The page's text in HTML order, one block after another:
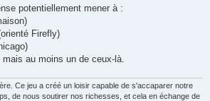
potentiellement mener à :
Firefly)
au moins un de ceux-là.
Ce jeu a créé un loisir capable de s'accaparer notre
de nous soutirer nos richesses, et cela en échange de